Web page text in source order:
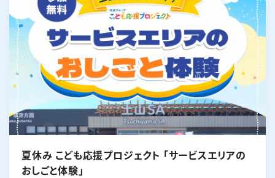
夏休み こども応援プロジェクト 「サービスエリアの
おしごと体験」